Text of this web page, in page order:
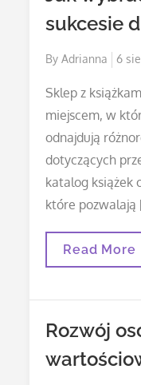
sukcesie
ByAdrianna 6
Sklep z
miejscem, w
odnajdują
dotyczących
katalog książek
które pozwalają
Jak
Sukcesie
Siebie
Read More
Rozwój